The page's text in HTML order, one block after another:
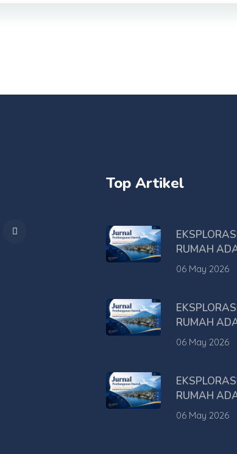
Top Artikel
RUMAH
06 May 2026
RUMAH
06 May 2026
RUMAH
06 May 2026